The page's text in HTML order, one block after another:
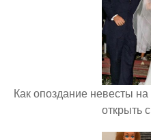
Как опоздание невесты
открыть